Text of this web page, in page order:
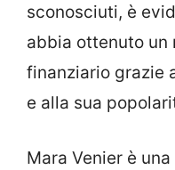
sconosciuti, è
abbia ottenuto un
finanziario grazie
e alla sua
Mara Venier è